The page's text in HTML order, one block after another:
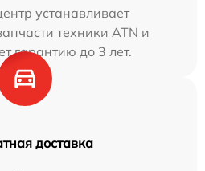
устанавливает
техники ATN и
гарантию до 3 лет.
доставка